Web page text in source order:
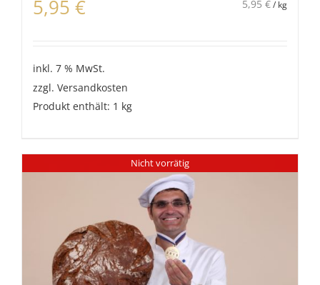
5,95 € 5,95 €/ kg
inkl. 7 % MwSt.
zzgl. Versandkosten
Produkt enthält: 1 kg
Nicht vorrätig